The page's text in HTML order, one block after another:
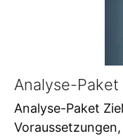
Analyse-Paket
Analyse-Paket